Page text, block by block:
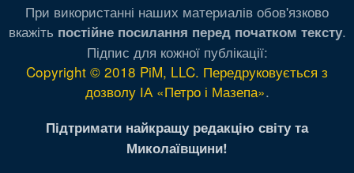
При використанні наших материалів обов'язково
вкажіть постійне посилання перед початком тексту.
Підпис для кожної публікації:
Copyright © 2018 PiM, LLC. Передруковується з
дозволу ІА «Петро і Мазепа».
Підтримати найкращу редакцію світу та
Миколаївщини!